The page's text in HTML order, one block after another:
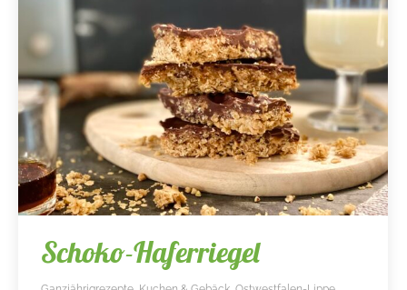
Schoko-Haferriegel